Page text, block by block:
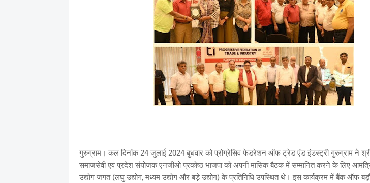
गुरुग्राम। कल दिनांक 24 जुलाई 2024 बुधवार को प्रोग्रेसिव फेडरेशन ऑफ ट्रेड एंड इंडस्ट्री गुरुग्राम ने श्री
समाजसेवी एवं प्रदेश संयोजक एनजीओ प्रकोष्ठ भाजपा को अपनी मासिक बैठक में सम्मानित करने के लिए
उद्योग जगत (लघु उद्योग, मध्यम उद्योग और बड़े उद्योग) के प्रतिनिधि उपस्थित थे। इस कार्यक्रम में बैंक ऑफ